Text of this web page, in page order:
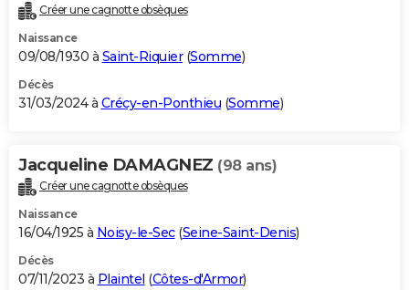
Créer une cagnotte obsèques
Naissance
09/08/1930 à Saint-Riquier(Somme)
Décès
31/03/2024 à Crécy-en-Ponthieu (Somme)
Jacqueline DAMAGNEZ (98 ans)
Créer une cagnotte obsèques
Naissance
16/04/1925 à Noisy-le-Sec(Seine-Saint-Denis)
Décès
07/11/2023 à Plaintel (Côtes-d'Armor)